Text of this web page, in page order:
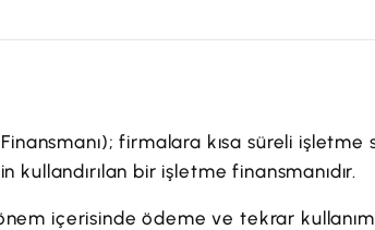
firmalara kısa süreli
kullandırılan bir işletme finansmanıdır.
içerisinde ödeme ve tekrar